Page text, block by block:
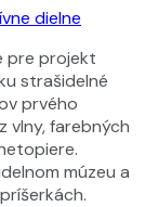
dielne
pre projekt
strašidelné
prvého
vlny, farebných
múzeu a